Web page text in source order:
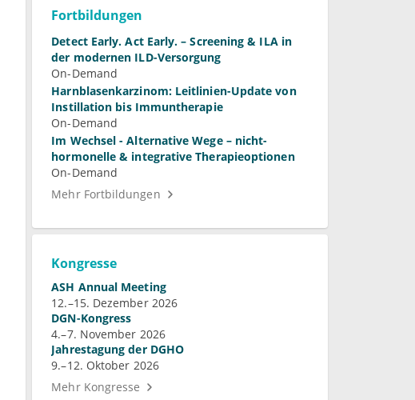
Fortbildungen
Detect Early. Act Early. – Screening & ILA in
der modernen ILD-Versorgung
On-Demand
Harnblasenkarzinom: Leitlinien-Update von
Instillation bis Immuntherapie
On-Demand
Im Wechsel - Alternative Wege – nicht-
hormonelle & integrative Therapieoptionen
On-Demand
Mehr Fortbildungen
Kongresse
ASH Annual Meeting
12.–15. Dezember 2026
DGN-Kongress
4.–7. November 2026
Jahrestagung der DGHO
9.–12. Oktober 2026
Mehr Kongresse